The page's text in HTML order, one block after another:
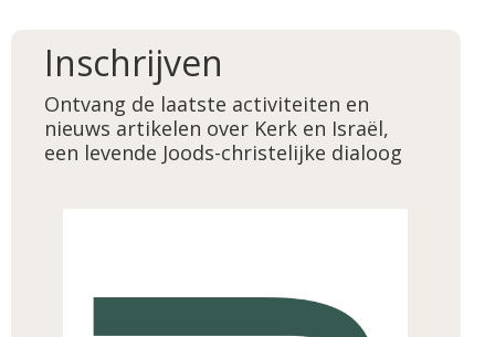
Inschrijven
Ontvang de laatste activiteiten en
nieuws artikelen over Kerk en Israël,
een levende Joods-christelijke dialoog